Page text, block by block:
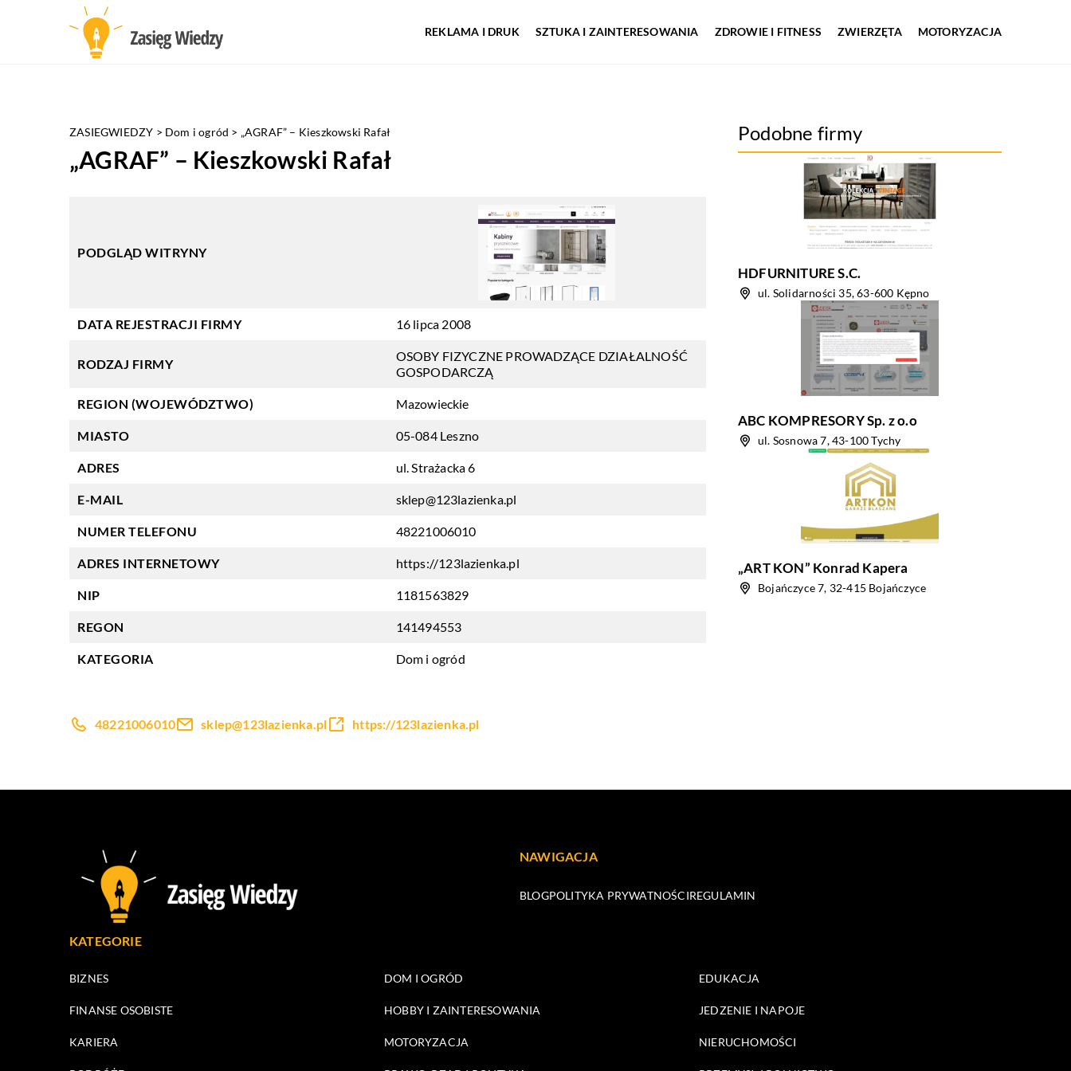
REKLAMA I DRUK SZTUKA I ZAINTERESOWANIA ZDROWIE I FITNESS ZWIERZĘTA MOTORYZACJA
ZASIEGWIEDZY > Dom i ogród > „AGRAF” – Kieszkowski Rafał
„AGRAF” – Kieszkowski Rafał
PODGLĄD WITRYNY
DATA REJESTRACJI FIRMY 16 lipca 2008
RODZAJ FIRMY
OSOBY FIZYCZNE PROWADZĄCE DZIAŁALNOŚĆ
GOSPODARCZĄ
REGION (WOJEWÓDZTWO) Mazowieckie
MIASTO 05-084 Leszno
ADRES ul. Strażacka 6
E-MAIL sklep@123lazienka.pl
NUMER TELEFONU 48221006010
ADRES INTERNETOWY https://123lazienka.pl
NIP 1181563829
REGON 141494553
KATEGORIA Dom i ogród
Podobne firmy
HDFURNITURE S.C.
ul. Solidarności 35, 63-600 Kępno
ABC KOMPRESORY Sp. z o.o
ul. Sosnowa 7, 43-100 Tychy
„ART KON” Konrad Kapera
Bojańczyce 7, 32-415 Bojańczyce
48221006010 sklep@123lazienka.pl https://123lazienka.pl
NAWIGACJA
BLOGPOLITYKA PRYWATNOŚCIREGULAMIN
KATEGORIE
BIZNES DOM I OGRÓD EDUKACJA
FINANSE OSOBISTE HOBBY I ZAINTERESOWANIA JEDZENIE I NAPOJE
KARIERA MOTORYZACJA NIERUCHOMOŚCI